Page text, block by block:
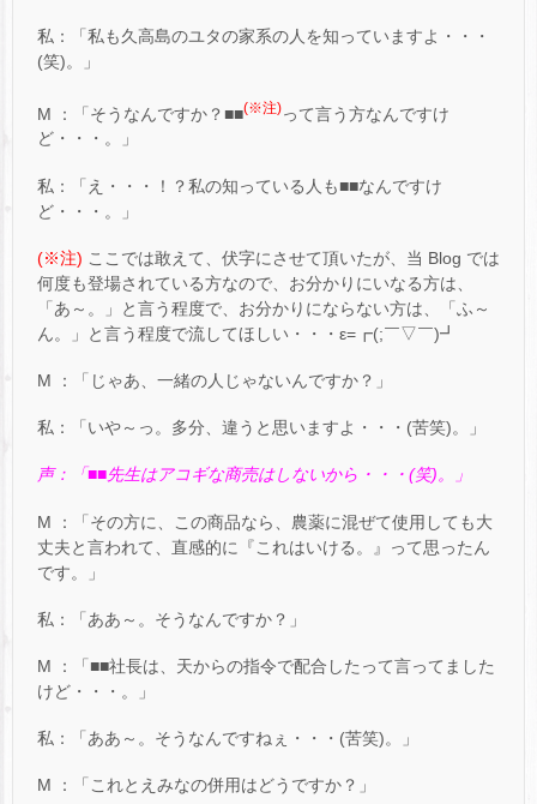
私：「私も久高島のユタの家系の人を知っていますよ・・・
(笑)。」
M ：「そうなんですか？■■(※注)って言う方なんですけ
ど・・・。」
私：「え・・・！？私の知っている人も■■なんですけ
ど・・・。」
(※注) ここでは敢えて、伏字にさせて頂いたが、当 Blog では
何度も登場されている方なので、お分かりにいなる方は、
「あ～。」と言う程度で、お分かりにならない方は、「ふ～
ん。」と言う程度で流してほしい・・・ε=┏(;￣▽￣)┛
M ：「じゃあ、一緒の人じゃないんですか？」
私：「いや～っ。多分、違うと思いますよ・・・(苦笑)。」
声：「■■先生はアコギな商売はしないから・・・(笑)。」
M ：「その方に、この商品なら、農薬に混ぜて使用しても大
丈夫と言われて、直感的に『これはいける。』って思ったん
です。」
私：「ああ～。そうなんですか？」
M ：「■■社長は、天からの指令で配合したって言ってました
けど・・・。」
私：「ああ～。そうなんですねぇ・・・(苦笑)。」
M ：「これとえみなの併用はどうですか？」